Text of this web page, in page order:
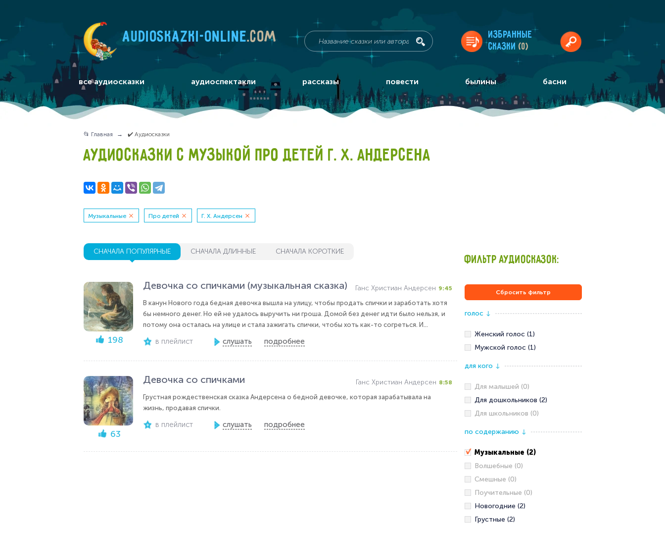
audioskazki-online.com
Избранные
сказки (0)
все аудиосказки аудиоспектакли рассказы повести былины басни
📂 Главная ✔️ Аудиосказки
АУДИОСКАЗКИ С МУЗЫКОЙ ПРО ДЕТЕЙ Г. Х. АНДЕРСЕНА
Музыкальные Про детей Г. Х. Андерсен
СНАЧАЛА ПОПУЛЯРНЫЕ СНАЧАЛА ДЛИННЫЕ СНАЧАЛА КОРОТКИЕ
198
Девочка со спичками (музыкальная сказка) Ганс Христиан Андерсен 9:45
В канун Нового года бедная девочка вышла на улицу, чтобы продать спички и заработать хотя
бы немного денег. Но ей не удалось выручить ни гроша. Домой без денег идти было нельзя, и
потому она осталась на улице и стала зажигать спички, чтобы хоть как-то согреться. И...
в плейлист слушать подробнее
63
Девочка со спичками Ганс Христиан Андерсен 8:58
Грустная рождественская сказка Андерсена о бедной девочке, которая зарабатывала на
жизнь, продавая спички.
в плейлист слушать подробнее
ФИЛЬТР АУДИОСКАЗОК:
Сбросить фильтр
голос ↓
Женский голос (1)
Мужской голос (1)
для кого ↓
Для малышей (0)
Для дошкольников (2)
Для школьников (0)
по содержанию ↓
Музыкальные (2)
Волшебные (0)
Смешные (0)
Поучительные (0)
Новогодние (2)
Грустные (2)